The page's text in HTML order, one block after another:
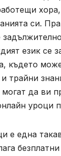
си.
език се
където
и трайни
могат да ви
уроци
е една